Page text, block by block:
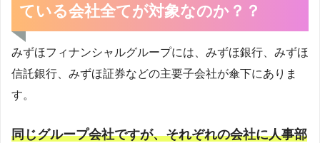
ている会社全てが対象なのか？？
みずほフィナンシャルグループには、みずほ銀行、みずほ
信託銀行、みずほ証券などの主要子会社が傘下にありま
す。
同じグループ会社ですが、それぞれの会社に人事部